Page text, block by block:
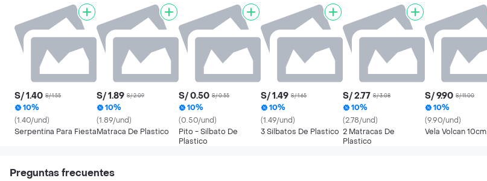
S/ 1.40 S/ 1.55
10%
(1.40/und)
Serpentina Para Fiesta
S/ 1.89 S/ 2.09
10%
(1.89/und)
Matraca De Plastico
S/ 0.50 S/ 0.55
10%
(0.50/und)
Pito - Silbato De
Plastico
S/ 1.49 S/ 1.65
10%
(1.49/und)
3 Silbatos De Plastico
S/ 2.77 S/ 3.08
10%
(2.78/und)
2 Matracas De
Plastico
S/ 9.90 S/ 11.00
10%
(9.90/und)
Vela Volcan 10cm
Preguntas frecuentes